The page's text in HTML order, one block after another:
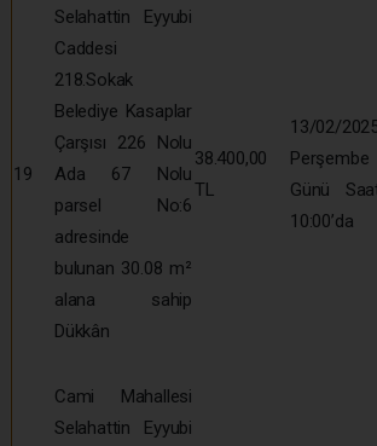
19
Selahattin Eyyubi
Caddesi
218.Sokak
Belediye Kasaplar
Çarşısı 226 Nolu
Ada 67 Nolu
parsel No:6
adresinde
bulunan 30.08 m²
alana sahip
Dükkân
38.400,00
TL
13/02/
Perşembe
Günü
10:00’da
Cami Mahallesi
Selahattin Eyyubi